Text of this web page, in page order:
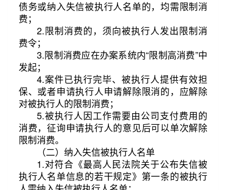
债务或纳入失信被执行人名单的，均需限制消
费；
2.限制消费的，须向被执行人发出限制消
费令；
3.限制消费应在办案系统内“限制高消费”中
发起；
4.案件已执行完毕、被执行人提供有效担
保、或者申请执行人申请解除限消的，应解除
对被执行人的限制消费；
5.被执行人因工作需要由公司支付费用的
消费，征询申请执行人的意见后可以单次解除
限制消费。
（二）纳入失信被执行人名单
1.对符合《最高人民法院关于公布失信被
执行人名单信息的若干规定》第一条的被执行